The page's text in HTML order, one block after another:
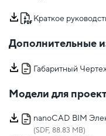
Краткое
Дополнительные
Габаритный
Модели для
nanoCAD BIM
(SDF, 88.83 MB)